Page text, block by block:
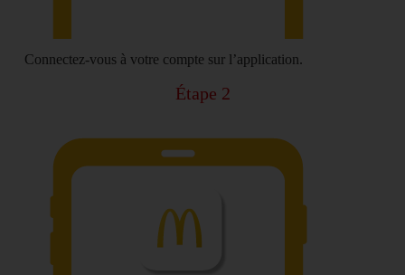
Connectez-vous à votre compte sur l’application.
Étape 2